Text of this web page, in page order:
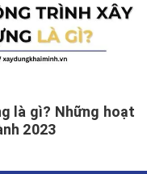
là gì? Những hoạt
2023